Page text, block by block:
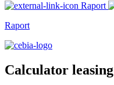
Raport
Raport
Calculator leasing